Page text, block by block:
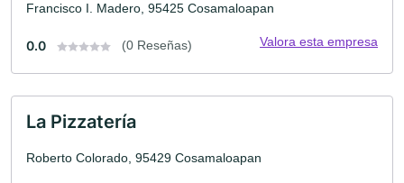
Francisco I. Madero, 95425 Cosamaloapan
0.0 (0 Reseñas) Valora esta empresa
La Pizzatería
Roberto Colorado, 95429 Cosamaloapan